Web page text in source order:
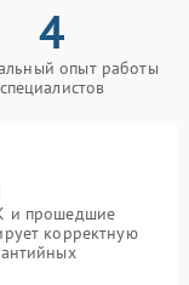
4
опыт работы
специалистов
и прошедшие
корректную